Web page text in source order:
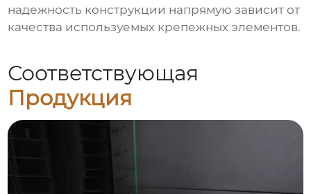
надежность конструкции напрямую зависит от
качества используемых крепежных элементов.
Соответствующая
Продукция